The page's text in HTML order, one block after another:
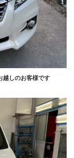
越しのお客様です